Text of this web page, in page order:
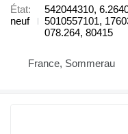
État
neuf
542044310,
5010557101,
078.264, 80415
France, Sommerau